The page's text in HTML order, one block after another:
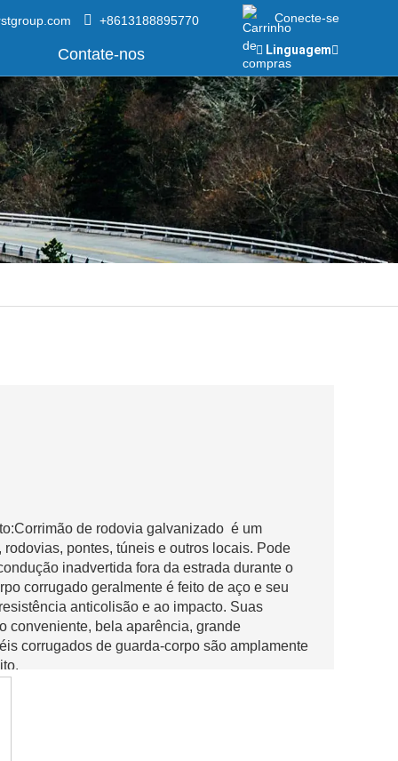
Conecte-se
+8613188895770
Contate-nos Linguagem
de rodovia galvanizado é um
pontes, túneis e outros locais. Pode
inadvertida fora da estrada durante o
corrugado geralmente é feito de aço e seu
anticolisão e ao impacto. Suas
conveniente, bela aparência, grande
corrugados de guarda-corpo são amplamente